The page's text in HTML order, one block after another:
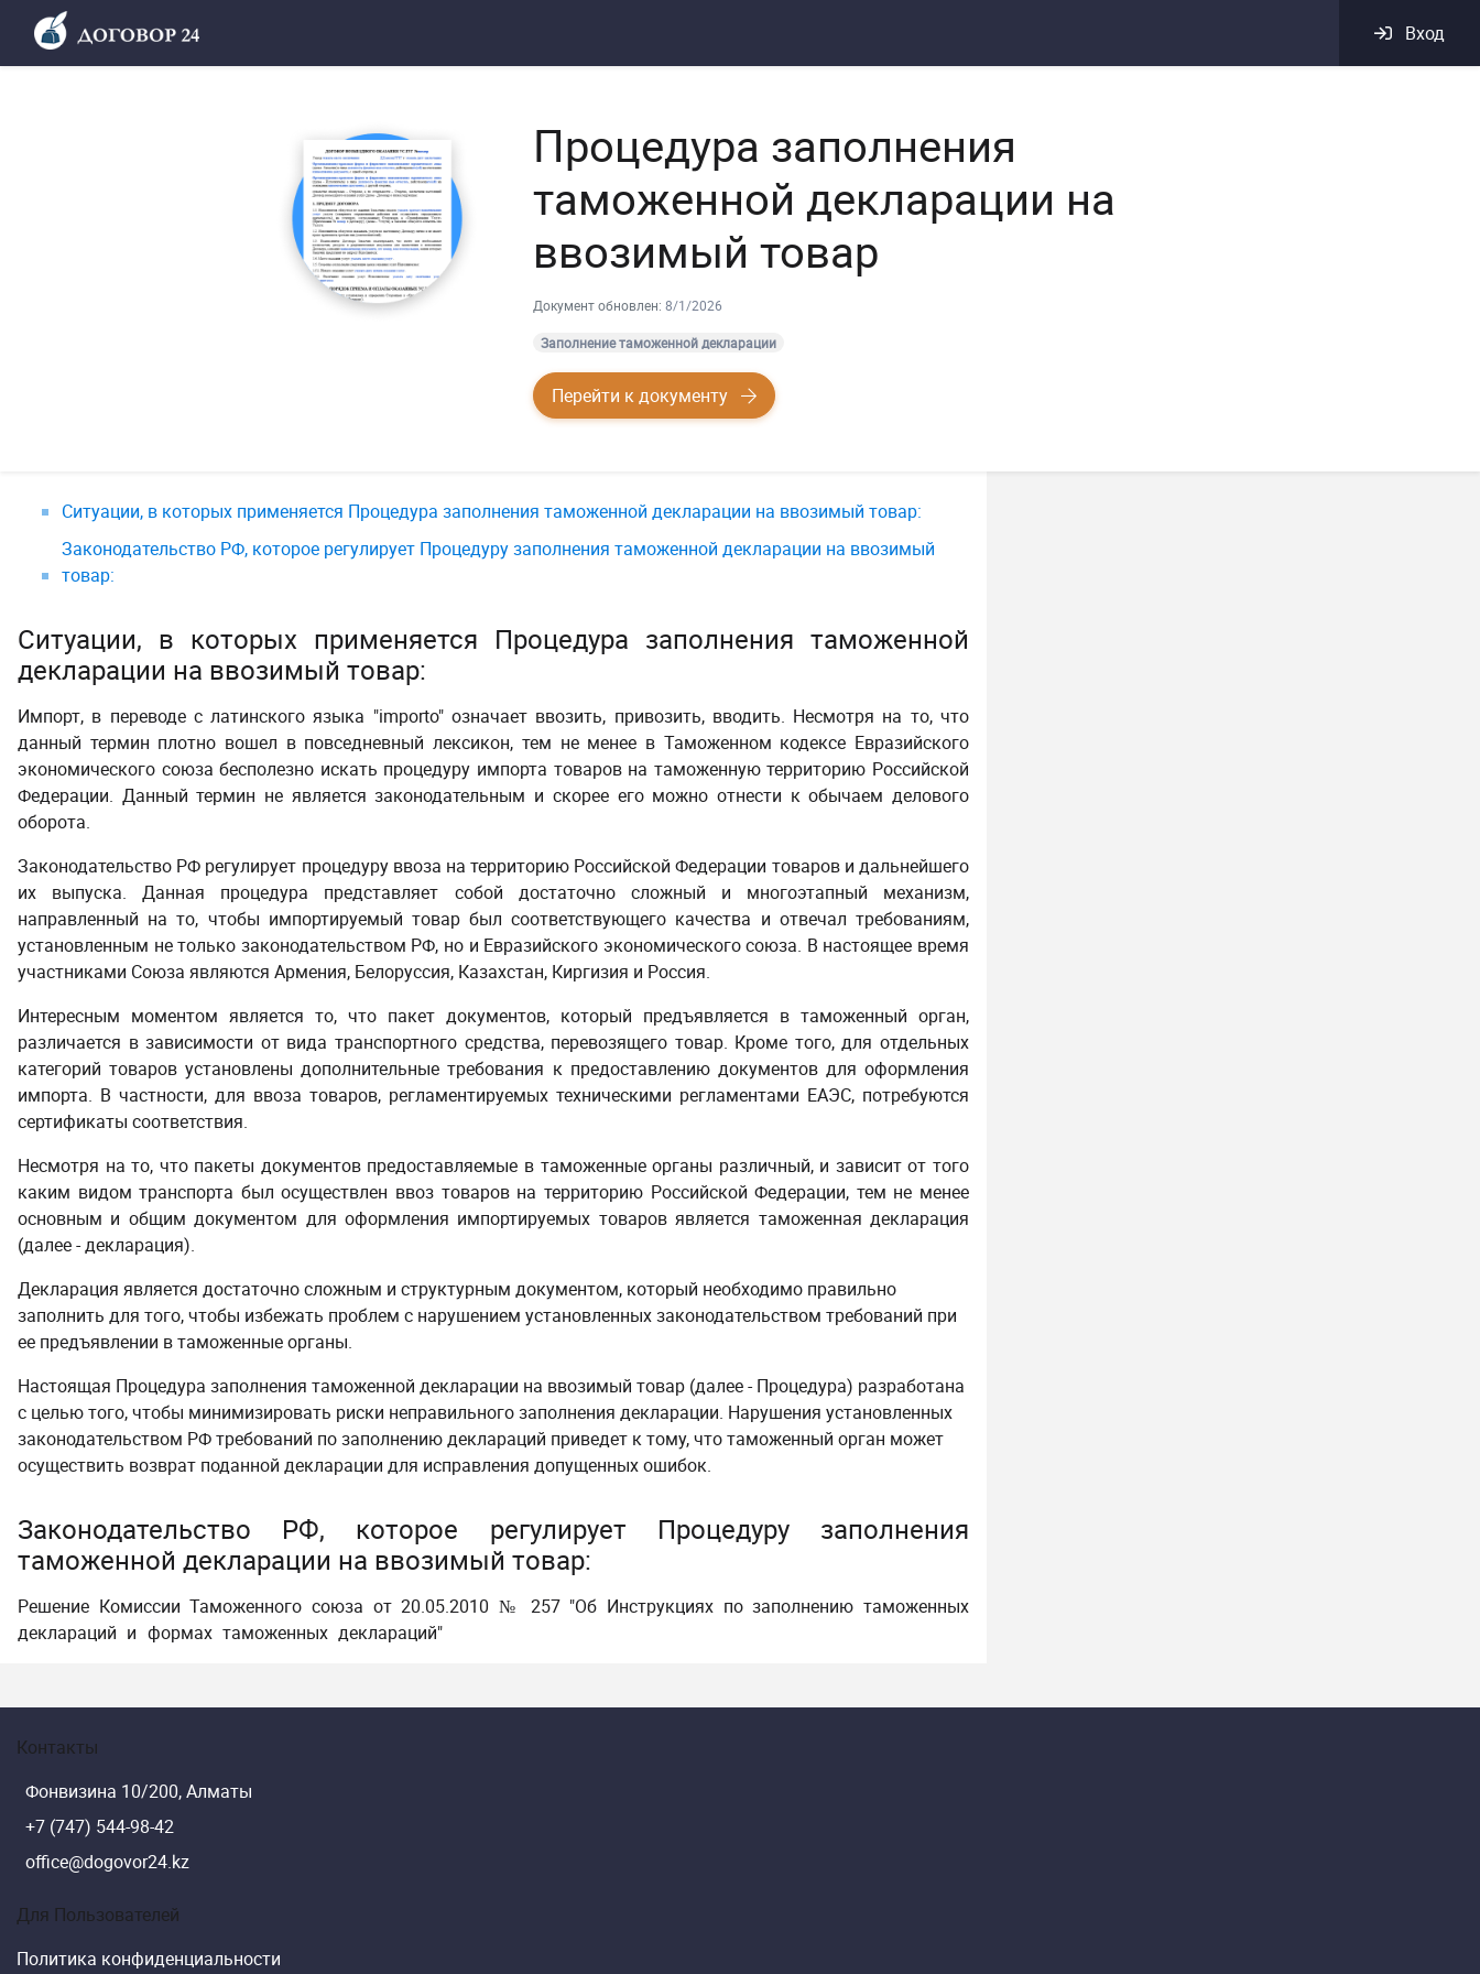
Вход
Процедура заполнения
таможенной декларации на
ввозимый товар
Документ обновлен: 8/1/2026
Заполнение таможенной декларации
Перейти к документу
Ситуации, в которых применяется Процедура заполнения таможенной декларации на ввозимый товар:
Законодательство РФ, которое регулирует Процедуру заполнения таможенной декларации на ввозимый
товар:
Ситуации, в которых применяется Процедура заполнения таможенной
декларации на ввозимый товар:
Импорт, в переводе с латинского языка "importo" означает ввозить, привозить, вводить. Несмотря на то, что
данный термин плотно вошел в повседневный лексикон, тем не менее в Таможенном кодексе Евразийского
экономического союза бесполезно искать процедуру импорта товаров на таможенную территорию Российской
Федерации. Данный термин не является законодательным и скорее его можно отнести к обычаем делового
оборота.
Законодательство РФ регулирует процедуру ввоза на территорию Российской Федерации товаров и дальнейшего
их выпуска. Данная процедура представляет собой достаточно сложный и многоэтапный механизм,
направленный на то, чтобы импортируемый товар был соответствующего качества и отвечал требованиям,
установленным не только законодательством РФ, но и Евразийского экономического союза. В настоящее время
участниками Союза являются Армения, Белоруссия, Казахстан, Киргизия и Россия.
Интересным моментом является то, что пакет документов, который предъявляется в таможенный орган,
различается в зависимости от вида транспортного средства, перевозящего товар. Кроме того, для отдельных
категорий товаров установлены дополнительные требования к предоставлению документов для оформления
импорта. В частности, для ввоза товаров, регламентируемых техническими регламентами ЕАЭС, потребуются
сертификаты соответствия.
Несмотря на то, что пакеты документов предоставляемые в таможенные органы различный, и зависит от того
каким видом транспорта был осуществлен ввоз товаров на территорию Российской Федерации, тем не менее
основным и общим документом для оформления импортируемых товаров является таможенная декларация
(далее - декларация).
Декларация является достаточно сложным и структурным документом, который необходимо правильно
заполнить для того, чтобы избежать проблем с нарушением установленных законодательством требований при
ее предъявлении в таможенные органы.
Настоящая Процедура заполнения таможенной декларации на ввозимый товар (далее - Процедура) разработана
с целью того, чтобы минимизировать риски неправильного заполнения декларации. Нарушения установленных
законодательством РФ требований по заполнению деклараций приведет к тому, что таможенный орган может
осуществить возврат поданной декларации для исправления допущенных ошибок.
Законодательство РФ, которое регулирует Процедуру заполнения
таможенной декларации на ввозимый товар:
Решение Комиссии Таможенного союза от 20.05.2010 № 257 "Об Инструкциях по заполнению таможенных
деклараций и формах таможенных деклараций"
Контакты
Фонвизина 10/200, Алматы
+7 (747) 544-98-42
office@dogovor24.kz
Для Пользователей
Политика конфиденциальности